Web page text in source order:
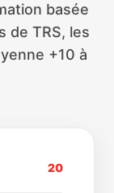
basée
de TRS, les
+10 à
20